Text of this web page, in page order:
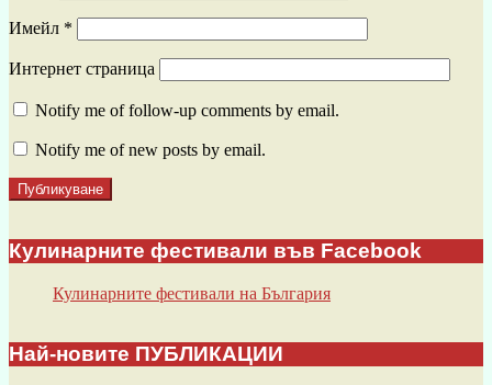
Имейл *
Интернет страница
Notify me of follow-up comments by email.
Notify me of new posts by email.
Кулинарните фестивали във Facebook
Кулинарните фестивали на България
Най-новите ПУБЛИКАЦИИ